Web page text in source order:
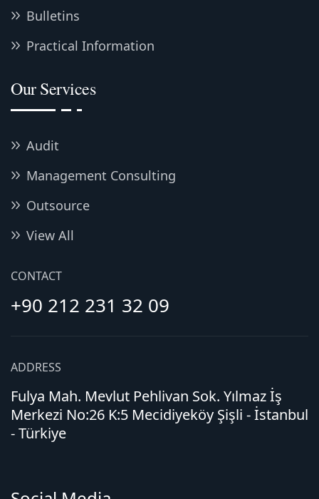
Bulletins
Practical Information
Our Services
Audit
Management Consulting
Outsource
View All
CONTACT
+90 212 231 32 09
ADDRESS
Fulya Mah. Mevlut Pehlivan Sok. Yılmaz İş
Merkezi No:26 K:5 Mecidiyeköy Şişli - İstanbul
- Türkiye